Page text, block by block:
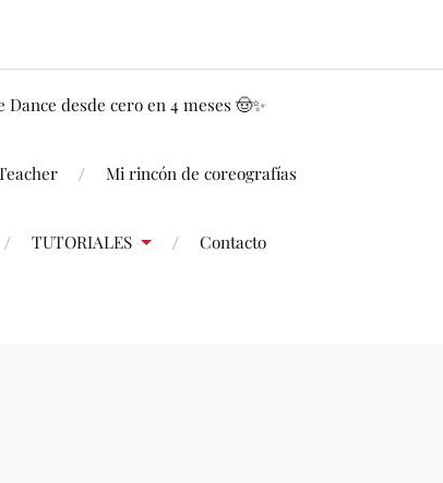
desde cero en 4 meses 🤠✨
Mi rincón de coreografías
TUTORIALES Contacto